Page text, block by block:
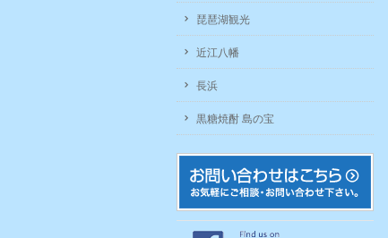
琵琶湖観光
近江八幡
長浜
黒糖焼酎 島の宝